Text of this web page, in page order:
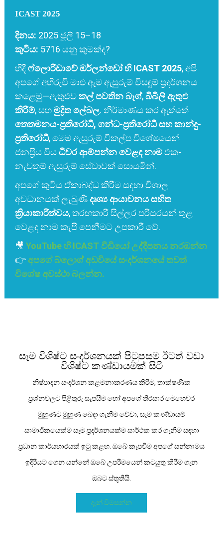
ICAST 2025
දිනය: 2025 ජූලි 15–18
කුටිය: 5716 යනු කුමක්ද?
හිදීෆ්ලොරිඩාවේ ඔර්ලන්ඩෝ හි ICAST 2025, අපි
අපගේ අභිරුචි මාළු ඇම ඇසුරුම් විසඳුම් ප්‍රදර්ශනය
කළෙමු—ඇතුළුවකල් පවතින බෑග්,බිබිලි ඇතුළු
කිරීම්, සහමුද්‍රිත ලේබල. නිර්මාණය කර ඇත්තේ
තෙතමනය-ප්‍රතිරෝධී, ගන්ධ-ප්‍රතිරෝධී සහ කාන්දු-
ප්‍රතිරෝධී, මෙම ඇසුරුම් විකල්ප විශේෂයෙන්
ජනප්‍රිය වියධීවර ආම්පන්න වෙළඳ නාමඑක-
නැවතුම් ඇසුරුම් සේවාවක් සොයමින්.
අපගේ කුටිය ඒකාබද්ධ කිරීම සඳහා විශාල
අවධානයක් ලැබුණිදෘශ්‍ය ආයාචනය සහිත
ක්‍රියාකාරිත්වය, තරඟකාරී සිල්ලර පරිසරයන් තුළ
වෙළඳ නාම කැපී පෙනීමට උපකාරී වේ.
🎥 YouTube හි ICAST වීඩියෝ උද්දීපනය නරඹන්න
👉අපගේ බ්ලොග් අඩවියේ සංදර්ශනයේ තවත්
විශේෂ අවස්ථා බලන්න.
සෑම විශිෂ්ට සංදර්ශනයක් පිටුපසම ඊටත් වඩා
විශිෂ්ට කණ්ඩායමක් සිටී
නිෂ්පාදන සංදර්ශන කළමනාකරණය කිරීම, තාක්ෂණික
ප්‍රශ්නවලට පිළිතුරු සැපයීම හෝ අපගේ තිරසාර මෙහෙවර
මුහුණට මුහුණ බෙදා ගැනීම වේවා, සෑම කණ්ඩායම්
සාමාජිකයෙක්ම සෑම ප්‍රදර්ශනයක්ම සාර්ථක කර ගැනීම සඳහා
ප්‍රධාන කාර්යභාරයක් ඉටු කළහ. ඔබේ කැපවීම අපගේ සන්නාමය
ඉදිරියට ගෙන යන්නේ ඔබේ උපරිමයෙන් කටයුතු කිරීම ගැන
ඔබට ස්තූතියි.
දැන් විමසන්න